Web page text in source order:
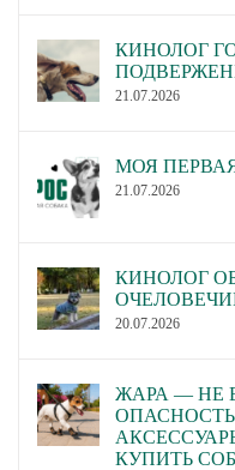
КИНОЛОГ
21.07.2026
МОЯ
21.07.2026
КИНОЛОГ
20.07.2026
ЖАРА — НЕ
КУПИТЬ